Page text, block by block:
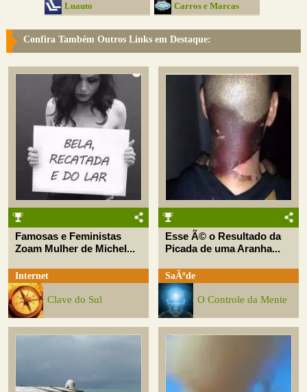
Luauto
Carros e Marcas
Confira Também Outros Links em Destaque:
Famosas e Feministas
Zoam Mulher de Michel...
Internet
Clave do Sul
Esse Ã© o Resultado da
Picada de uma Aranha...
SaÃºde
O Controle da Mente